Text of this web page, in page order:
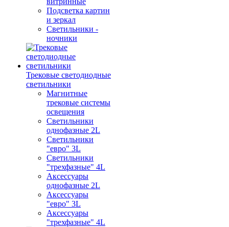
Подсветка картин
и зеркал
Светильники -
ночники
Трековые светодиодные
светильники
Магнитные
трековые системы
освещения
Светильники
однофазные 2L
Светильники
"евро" 3L
Светильники
"трехфазные" 4L
Аксессуары
однофазные 2L
Аксессуары
"евро" 3L
Аксессуары
"трехфазные" 4L